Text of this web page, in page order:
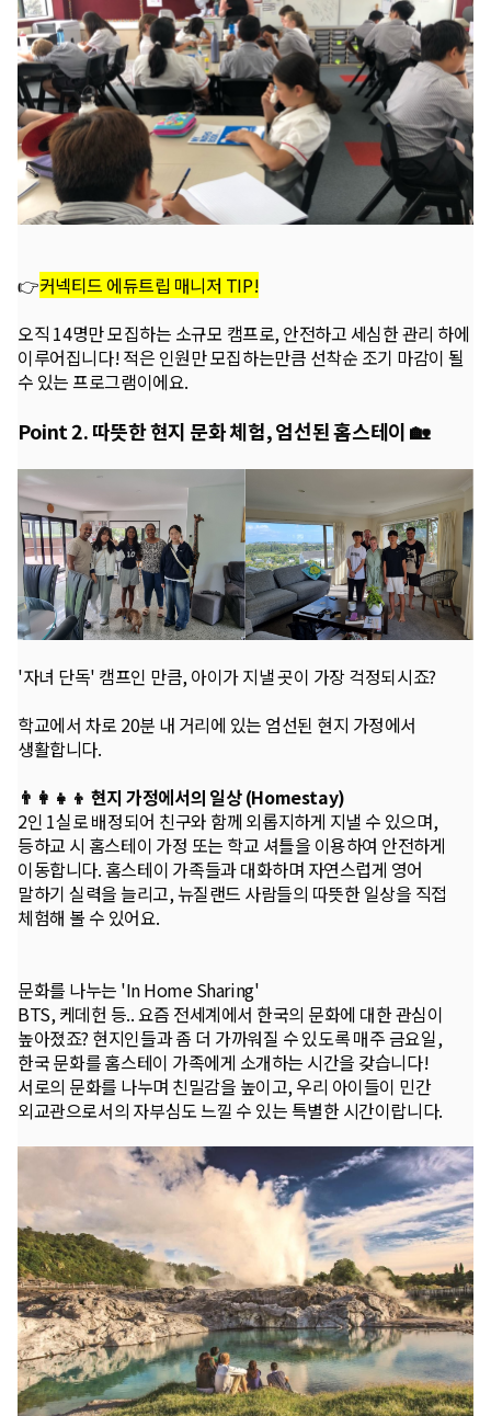
👉커넥티드 에듀트립 매니저 TIP!
오직 14명만 모집하는 소규모 캠프로, 안전하고 세심한 관리 하에
이루어집니다! 적은 인원만 모집하는만큼 선착순 조기 마감이 될
수 있는 프로그램이에요.
Point 2. 따뜻한 현지 문화 체험, 엄선된 홈스테이 🏡
'자녀 단독' 캠프인 만큼, 아이가 지낼 곳이 가장 걱정되시죠?
학교에서 차로 20분 내 거리에 있는 엄선된 현지 가정에서
생활합니다.
👨‍👩‍👧‍👦 현지 가정에서의 일상 (Homestay)
2인 1실로 배정되어 친구와 함께 외롭지하게 지낼 수 있으며,
등하교 시 홈스테이 가정 또는 학교 셔틀을 이용하여 안전하게
이동합니다. 홈스테이 가족들과 대화하며 자연스럽게 영어
말하기 실력을 늘리고, 뉴질랜드 사람들의 따뜻한 일상을 직접
체험해 볼 수 있어요.
문화를 나누는 'In Home Sharing'
BTS, 케데헌 등.. 요즘 전세계에서 한국의 문화에 대한 관심이
높아졌죠? 현지인들과 좀 더 가까워질 수 있도록 매주 금요일,
한국 문화를 홈스테이 가족에게 소개하는 시간을 갖습니다!
서로의 문화를 나누며 친밀감을 높이고, 우리 아이들이 민간
외교관으로서의 자부심도 느낄 수 있는 특별한 시간이랍니다.